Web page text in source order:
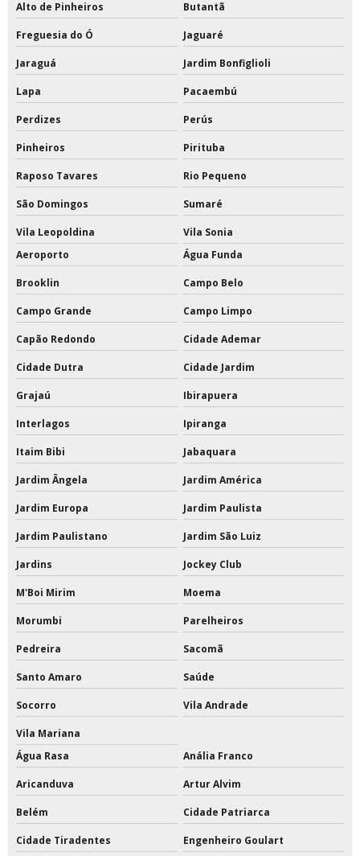
Tabela de basquete acrilico oficial preço
Tabela de basquete com estrutura de ferro
Tabela de basquete com estrutura preço
Tabela de basquete oficial
Tabela de basquete oficial a venda
Tabela de basquete oficial acrílico
Tabela de basquete oficial com suporte
Tabela de basquete oficial de acrílico preço
Tabela de basquete oficial em vidro temperado
Tabela de basquete oficial movel
Tabelas de basquete móvel
Tabelas de basquete para condomínios
Tabelas de basquete profissional
Tampa para poste de vôlei
Tinta a base de pu
Tinta acrílica a base de água
Tinta acrílica a base de água 18 litros
Tinta acrílica interna e externa
Tinta acrílica para quadra
Tinta acrílica para quadra poliesportiva
Tinta de poliuretano
Tinta de poliuretano para piso
Tinta de poliuretano para piso externo
Tinta epóxi a base de solvente 18 litros
Tinta epóxi a base de solvente com catalisador
Alto de Pinheiros Butantã
Freguesia do Ó Jaguaré
Jaraguá Jardim Bonfiglioli
Lapa Pacaembú
Perdizes Perús
Pinheiros Pirituba
Raposo Tavares Rio Pequeno
São Domingos Sumaré
Vila Leopoldina
Vila Sonia
Aeroporto
Água Funda
Brooklin Campo Belo
Campo Grande Campo Limpo
Capão Redondo Cidade Ademar
Cidade Dutra Cidade Jardim
Grajaú Ibirapuera
Interlagos Ipiranga
Itaim Bibi Jabaquara
Jardim Ângela Jardim América
Jardim Europa Jardim Paulista
Jardim Paulistano Jardim São Luiz
Jardins Jockey Club
M'Boi Mirim Moema
Morumbi Parelheiros
Pedreira Sacomã
Santo Amaro Saúde
Socorro Vila Andrade
Vila Mariana
Água Rasa
Anália Franco
Aricanduva Artur Alvim
Belém Cidade Patriarca
Cidade Tiradentes Engenheiro Goulart